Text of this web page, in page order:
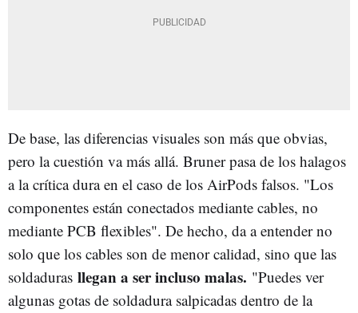
De base, las diferencias visuales son más que obvias,
pero la cuestión va más allá. Bruner pasa de los halagos
a la crítica dura en el caso de los AirPods falsos. "Los
componentes están conectados mediante cables, no
mediante PCB flexibles". De hecho, da a entender no
solo que los cables son de menor calidad, sino que las
soldaduras llegan a ser incluso malas. "Puedes ver
algunas gotas de soldadura salpicadas dentro de la